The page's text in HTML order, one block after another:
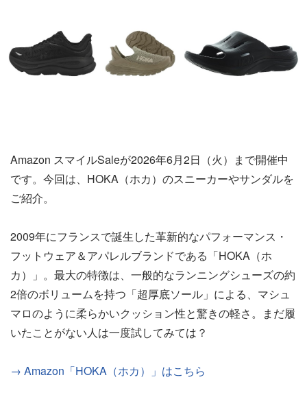
Amazon スマイルSaleが2026年6月2日（火）まで開催中
です。今回は、HOKA（ホカ）のスニーカーやサンダルを
ご紹介。
2009年にフランスで誕生した革新的なパフォーマンス・
フットウェア＆アパレルブランドである「HOKA（ホ
カ）」。最大の特徴は、一般的なランニングシューズの約
2倍のボリュームを持つ「超厚底ソール」による、マシュ
マロのように柔らかいクッション性と驚きの軽さ。まだ履
いたことがない人は一度試してみては？
→ Amazon「HOKA（ホカ）」はこちら